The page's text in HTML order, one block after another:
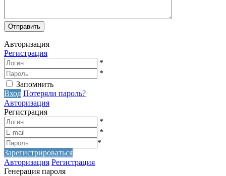
Авторизация
Регистрация
*
*
Запомнить
Вход Потеряли пароль?
Авторизация
Регистрация
*
*
*
Зарегистрироваться
Авторизация Регистрация
Генерация пароля